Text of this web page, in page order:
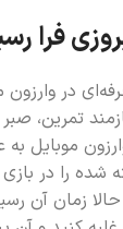
فرا
در
تمرین،
موبایل به
شده را در بازی
زمان آن